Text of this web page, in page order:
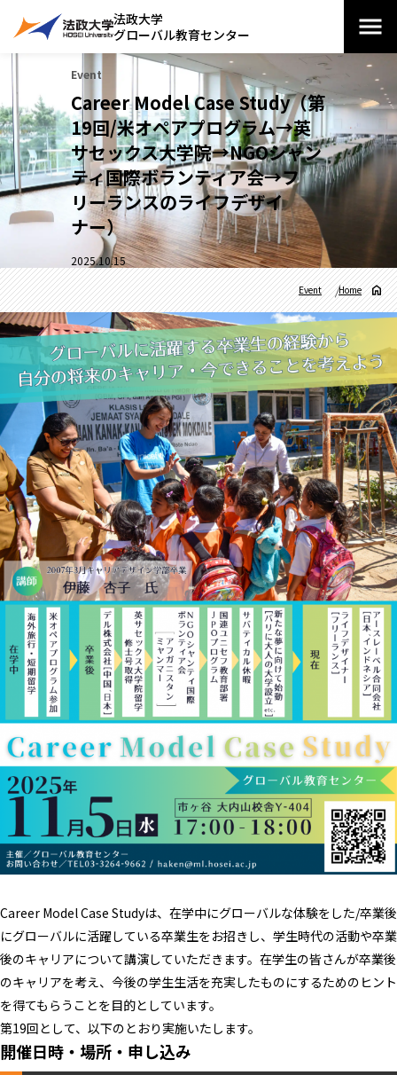
法政大学
グローバル教育センター
Event
Career Model Case Study（第
19回/米オペアプログラム→英
サセックス大学院→NGOシャン
ティ国際ボランティア会→フ
リーランスのライフデザイ
ナー）
2025.10.15
Home
Event
Career Model Case Studyは、在学中にグローバルな体験をした/卒業後
にグローバルに活躍している卒業生をお招きし、学生時代の活動や卒業
後のキャリアについて講演していただきます。在学生の皆さんが卒業後
のキャリアを考え、今後の学生生活を充実したものにするためのヒント
を得てもらうことを目的としています。
第19回として、以下のとおり実施いたします。
開催日時・場所・申し込み